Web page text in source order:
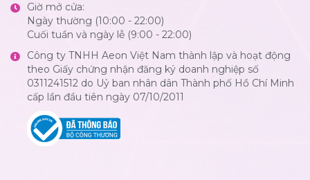
Giờ mở cửa:
Ngày thường (10:00 - 22:00)
Cuối tuần và ngày lễ (9:00 - 22:00)
Công ty TNHH Aeon Việt Nam thành lập và hoạt động
theo Giấy chứng nhận đăng ký doanh nghiệp số
0311241512 do Uỷ ban nhân dân Thành phố Hồ Chí Minh
cấp lần đầu tiên ngày 07/10/2011